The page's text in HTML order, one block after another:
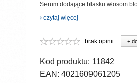
Serum dodające blasku włosom
czytaj więcej
brak opinii +
Kod produktu: 11842
EAN: 4021609061205